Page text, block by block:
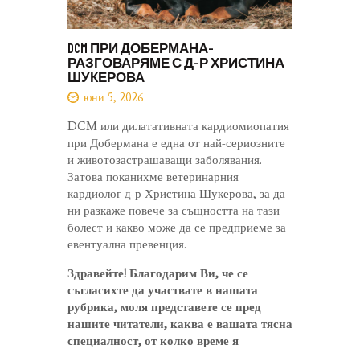
DCM ПРИ ДОБЕРМАНА-
РАЗГОВАРЯМЕ С Д-Р ХРИСТИНА
ШУКЕРОВА
юни 5, 2026
DCM или дилатативната кардиомиопатия
при Добермана е една от най-сериозните
и животозастрашаващи заболявания.
Затова поканихме ветеринарния
кардиолог д-р Христина Шукерова, за да
ни разкаже повече за същността на тази
болест и какво може да се предприеме за
евентуална превенция.
Здравейте! Благодарим Ви, че се
съгласихте да участвате в нашата
рубрика, моля представете се пред
нашите читатели, каква е вашата тясна
специалност, от колко време я